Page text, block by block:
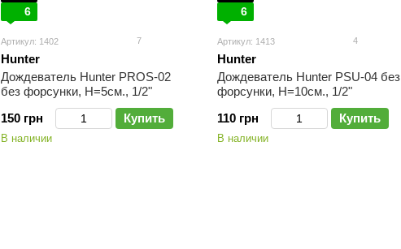
6
Артикул: 1402 7
Hunter
Дождеватель Hunter PROS-02
без форсунки, Н=5см., 1/2"
150 грн
Купить
В наличии
6
Артикул: 1413 4
Hunter
Дождеватель Hunter PSU-04 без
форсунки, Н=10см., 1/2"
110 грн
Купить
В наличии